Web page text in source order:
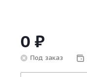
0 ₽
Под заказ